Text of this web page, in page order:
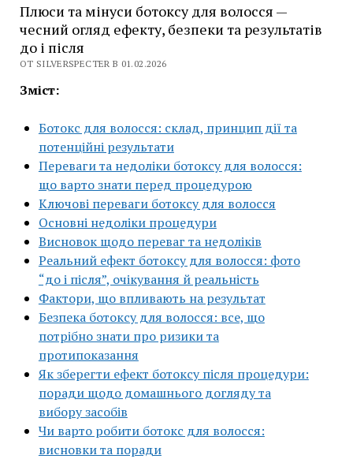
Плюси та мінуси ботоксу для волосся —
чесний огляд ефекту, безпеки та результатів
до і після
ОТ SILVERSPECTER В 01.02.2026
Зміст:
Ботокс для волосся: склад, принцип дії та
потенційні результати
Переваги та недоліки ботоксу для волосся:
що варто знати перед процедурою
Ключові переваги ботоксу для волосся
Основні недоліки процедури
Висновок щодо переваг та недоліків
Реальний ефект ботоксу для волосся: фото
“до і після”, очікування й реальність
Фактори, що впливають на результат
Безпека ботоксу для волосся: все, що
потрібно знати про ризики та
протипоказання
Як зберегти ефект ботоксу після процедури:
поради щодо домашнього догляду та
вибору засобів
Чи варто робити ботокс для волосся:
висновки та поради